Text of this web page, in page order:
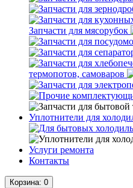
Запчасти для мясорубок
термопотов, самоваров
Уплотнители для
Услуги ремонта
Контакты
Корзина: 0